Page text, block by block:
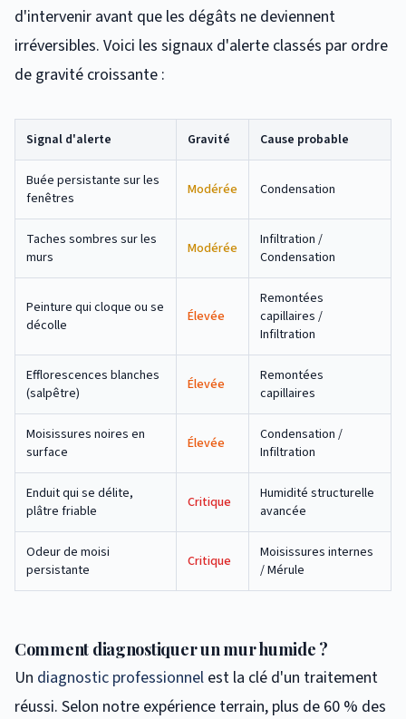
d'intervenir avant que les dégâts ne deviennent
irréversibles. Voici les signaux d'alerte classés par ordre
de gravité croissante :
Signal d'alerte Gravité Cause probable
Buée persistante sur les
fenêtres
Modérée Condensation
Taches sombres sur les
murs
Modérée
Infiltration /
Condensation
Peinture qui cloque ou se
décolle
Élevée
Remontées
capillaires /
Infiltration
Efflorescences blanches
(salpêtre)
Élevée
Remontées
capillaires
Moisissures noires en
surface
Élevée
Condensation /
Infiltration
Enduit qui se délite,
plâtre friable
Critique
Humidité structurelle
avancée
Odeur de moisi
persistante
Critique
Moisissures internes
/ Mérule
Comment diagnostiquer un mur humide ?
Un diagnostic professionnel est la clé d'un traitement
réussi. Selon notre expérience terrain, plus de 60 % des